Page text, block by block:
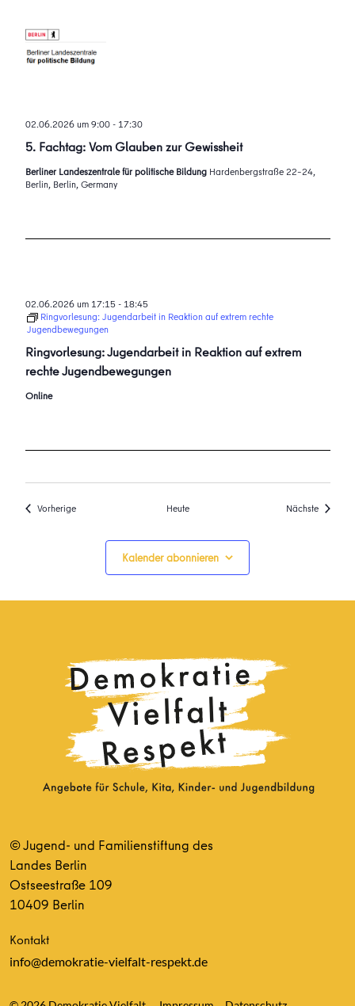
5. Fachtag: Vom Glauben zur Gewissheit
02.06.2026 um 9:00- 17:30
Berliner Landeszentrale für politische Bildung Hardenbergstraße 22–24,
Berlin, Berlin, Germany
Ringvorlesung: Jugendarbeit in Reaktion auf extrem
rechte Jugendbewegungen
02.06.2026 um 17:15- 18:45
Ringvorlesung: Jugendarbeit in Reaktion auf extrem rechte
Jugendbewegungen
Online
VorherigeVeranstaltungen Heute Nächste
Kalender abonnieren
© Jugend- und Familienstiftung des
Landes Berlin
Ostseestraße 109
10409 Berlin
Kontakt
info@demokratie-vielfalt-respekt.de